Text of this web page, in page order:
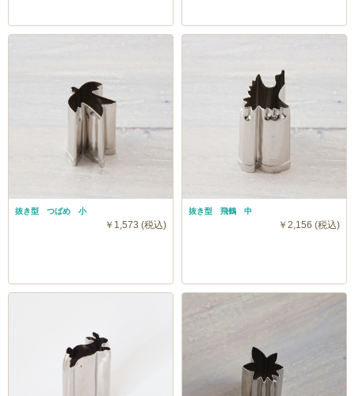
抜き型 つばめ 小
￥1,573 (税込)
抜き型 飛鶴 中
￥2,156 (税込)